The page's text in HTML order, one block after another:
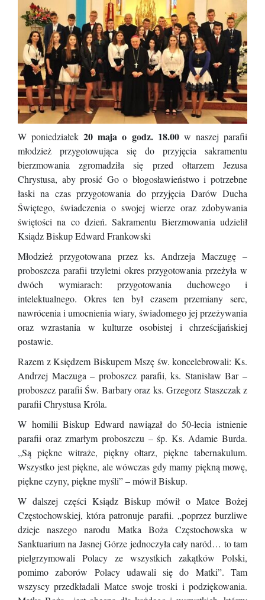
W poniedziałek20 maja o godz. 18.00w naszej parafii
młodzież przygotowująca się do przyjęcia sakramentu
bierzmowania zgromadziła się przed ołtarzem Jezusa
Chrystusa, aby prosić Go o błogosławieństwo i potrzebne
łaski na czas przygotowania do przyjęcia Darów Ducha
Świętego, świadczenia o swojej wierze oraz zdobywania
świętości na co dzień. Sakramentu Bierzmowania udzielił
Ksiądz Biskup Edward Frankowski
Młodzież przygotowana przez ks. Andrzeja Maczugę –
proboszcza parafii trzyletni okres przygotowania przeżyła w
dwóch wymiarach: przygotowania duchowego i
intelektualnego. Okres ten był czasem przemiany serc,
nawrócenia i umocnienia wiary, świadomego jej przeżywania
oraz wzrastania w kulturze osobistej i chrześcijańskiej
postawie.
Razem z Księdzem Biskupem Mszę św. koncelebrowali: Ks.
Andrzej Maczuga – proboszcz parafii, ks. Stanisław Bar –
proboszcz parafii Św. Barbary oraz ks. Grzegorz Staszczak z
parafii Chrystusa Króla.
W homilii Biskup Edward nawiązał do 50-lecia istnienie
parafii oraz zmarłym proboszczu – śp. Ks. Adamie Burda.
„Są piękne witraże, piękny ołtarz, piękne tabernakulum.
Wszystko jest piękne, ale wówczas gdy mamy piękną mowę,
piękne czyny, piękne myśli” – mówił Biskup.
W dalszej części Ksiądz Biskup mówił o Matce Bożej
Częstochowskiej, która patronuje parafii. „poprzez burzliwe
dzieje naszego narodu Matka Boża Częstochowska w
Sanktuarium na Jasnej Górze jednoczyła cały naród… to tam
pielgrzymowali Polacy ze wszystkich zakątków Polski,
pomimo zaborów Polacy udawali się do Matki”. Tam
wszyscy przedkładali Matce swoje troski i podziękowania.